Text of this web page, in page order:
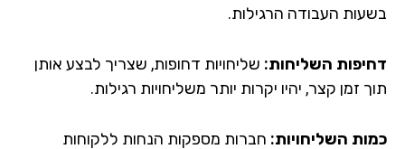
העבודה הרגילות.
השליחות:שליחויות דחופות, שצריך לבצע אותן
זמן קצר, יהיו יקרות יותר משליחויות רגילות.
השליחויות:חברות מספקות הנחות ללקוחות